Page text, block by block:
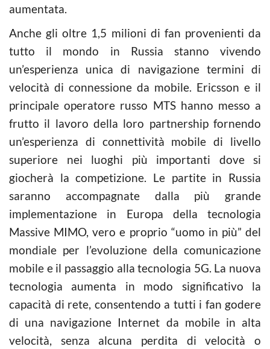
aumentata.
Anche gli oltre 1,5 milioni di fan provenienti da
tutto il mondo in Russia stanno vivendo
un’esperienza unica di navigazione termini di
velocità di connessione da mobile. Ericsson e il
principale operatore russo MTS hanno messo a
frutto il lavoro della loro partnership fornendo
un’esperienza di connettività mobile di livello
superiore nei luoghi più importanti dove si
giocherà la competizione. Le partite in Russia
saranno accompagnate dalla più grande
implementazione in Europa della tecnologia
Massive MIMO, vero e proprio “uomo in più” del
mondiale per l’evoluzione della comunicazione
mobile e il passaggio alla tecnologia 5G. La nuova
tecnologia aumenta in modo significativo la
capacità di rete, consentendo a tutti i fan godere
di una navigazione Internet da mobile in alta
velocità, senza alcuna perdita di velocità o